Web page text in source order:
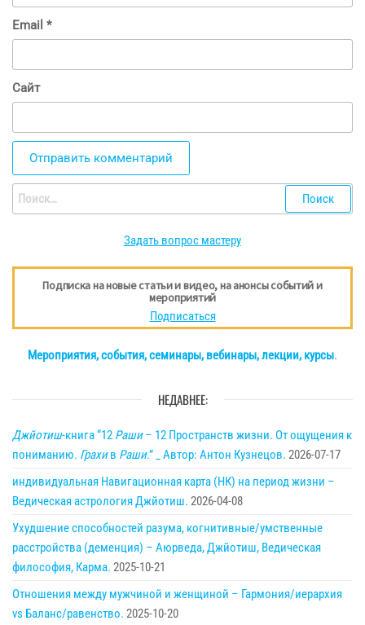
Email *
Сайт
Найти:
Задать вопрос мастеру
Подписка на новые статьи и видео, на анонсы событий и
мероприятий
Подписаться
Мероприятия, события, семинары, вебинары, лекции, курсы.
НЕДАВНЕЕ:
Джйотиш-книга “12 Раши– 12 Пространств жизни. От ощущения к
пониманию. Грахив Раши.” _ Автор: Антон Кузнецов. 2026-07-17
индивидуальная Навигационная карта (НК) на период жизни –
Ведическая астрология Джйотиш. 2026-04-08
Ухудшение способностей разума, когнитивные/умственные
расстройства (деменция) – Аюрведа, Джйотиш, Ведическая
философия, Карма. 2025-10-21
Отношения между мужчиной и женщиной – Гармония/иерархия
vs Баланс/равенство. 2025-10-20